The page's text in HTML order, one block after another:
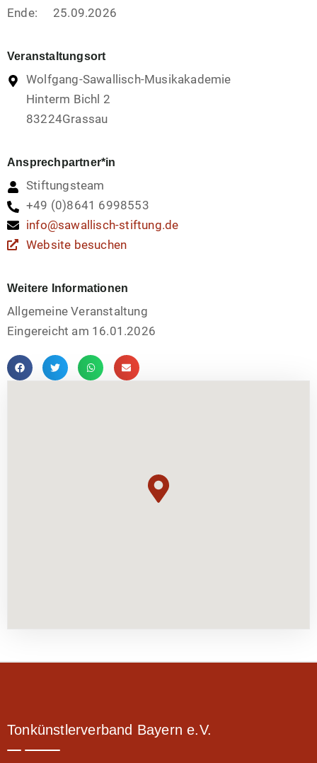
Ende:
25.09.2026
Veranstaltungsort
Wolfgang-Sawallisch-Musikakademie
Hinterm Bichl 2
83224Grassau
Ansprechpartner*in
Stiftungsteam
+49 (0)8641 6998553
info@sawallisch-stiftung.de
Website besuchen
Weitere Informationen
Allgemeine Veranstaltung
Eingereicht am 16.01.2026
Tonkünstlerverband Bayern e.V.